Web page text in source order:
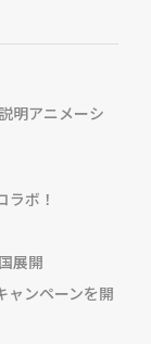
明アニメーシ
ラボ！
展開
ャンペーンを開